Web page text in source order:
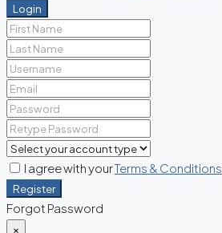
Login
I agree with yourTerms & Conditions
Register
Forgot Password
×